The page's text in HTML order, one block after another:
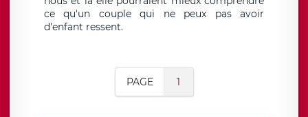
ce qu'un couple qui ne peux pas avoir
d'enfant ressent.
PAGE 1